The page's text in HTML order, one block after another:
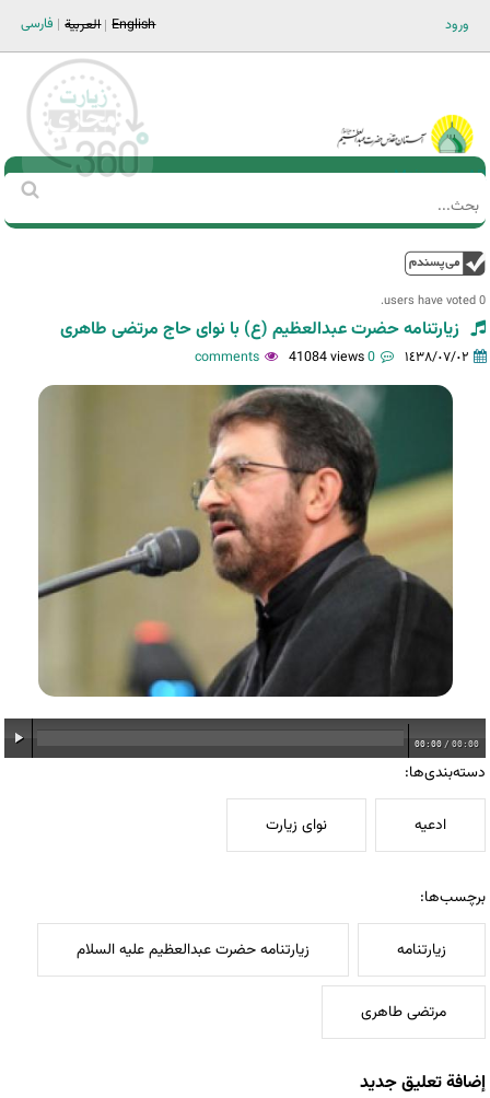
ورود فارسی العربية English
Main men-AR
استمارة
‏
0 users have voted.
زیارتنامه حضرت عبدالعظیم (ع) با نوای حاج مرتضی طاهری
١٤٣٨/٠٧/٠٢ 0 comments
41084 views
00:00 / 00:00
دسته‌بندی‌ها:
ادعیه نوای زیارت
برچسب‌ها:
زیارتنامه زیارتنامه حضرت عبدالعظیم علیه السلام
مرتضی طاهری
إضافة تعليق جديد